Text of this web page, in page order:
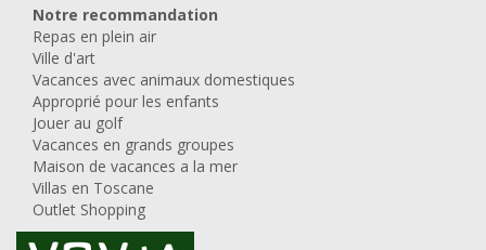
Notre recommandation
Repas en plein air
Ville d'art
Vacances avec animaux domestiques
Approprié pour les enfants
Jouer au golf
Vacances en grands groupes
Maison de vacances a la mer
Villas en Toscane
Outlet Shopping